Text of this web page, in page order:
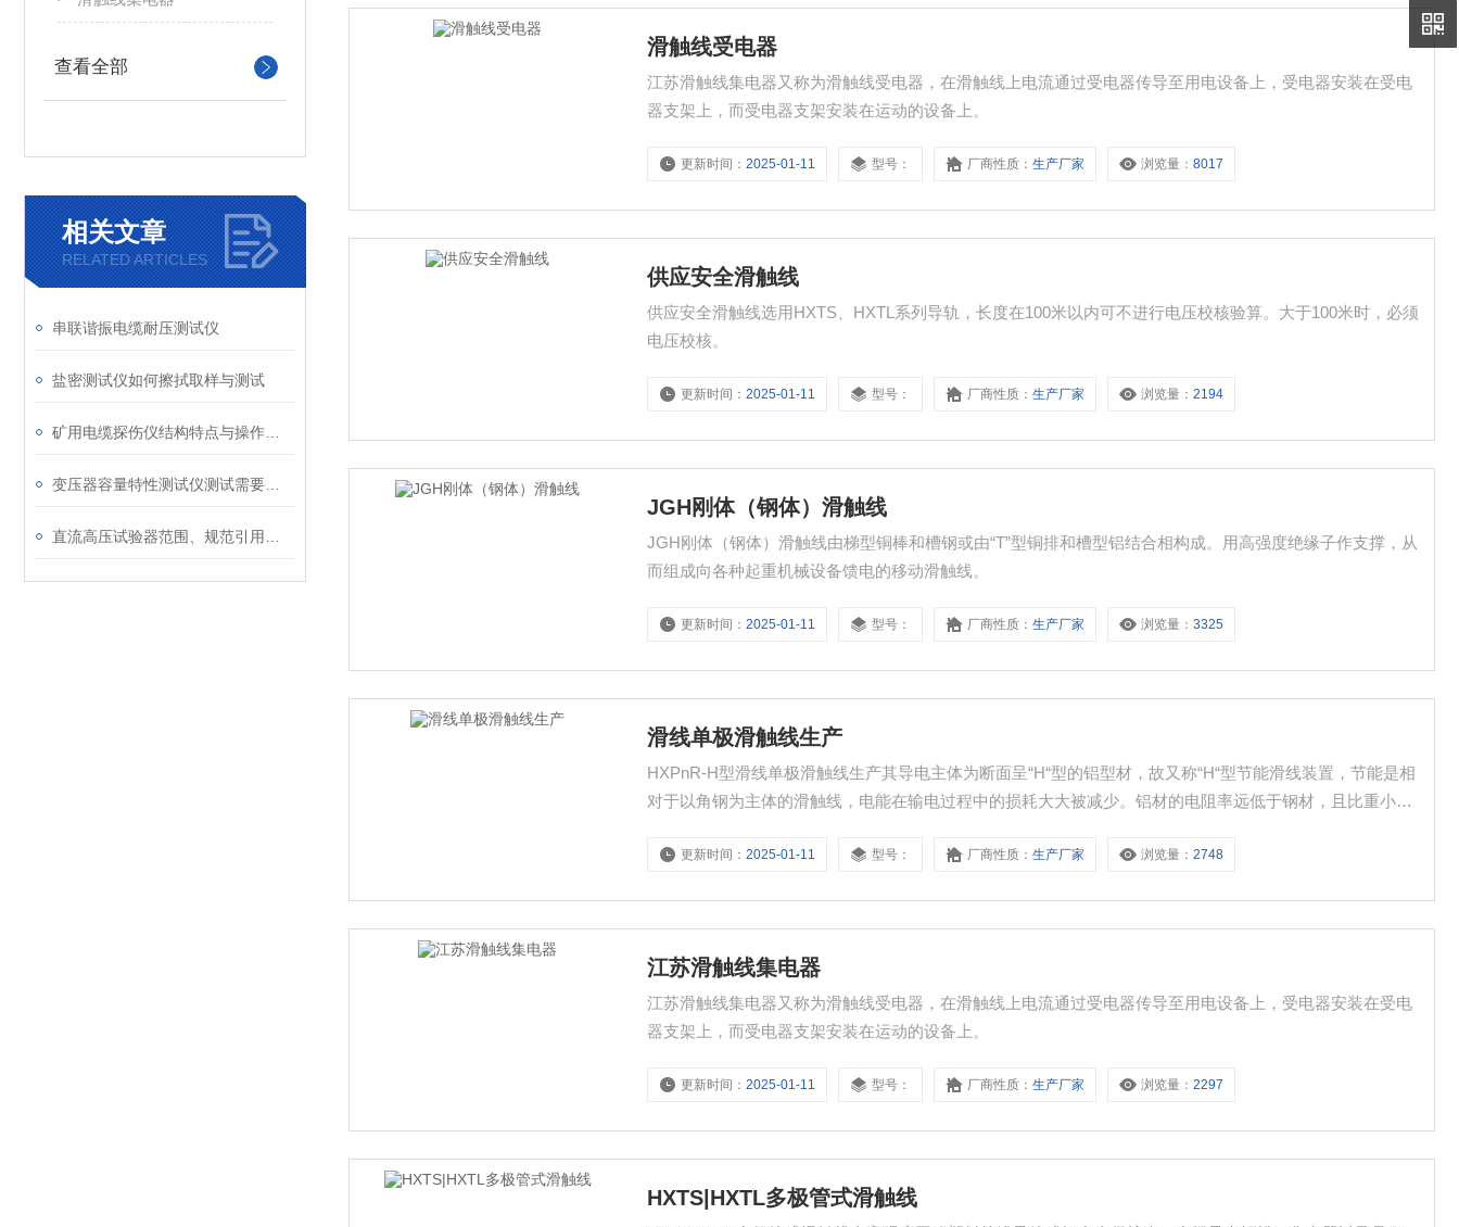
查看全部
相关文章
RELATED ARTICLES
串联谐振电缆耐压测试仪
盐密测试仪如何擦拭取样与测试
滑触线受电器
江苏滑触线集电器又称为滑触线受电器，在滑触线上电流通过受电器传导至用电设备上，受电器安装在受电
器支架上，而受电器支架安装在运动的设备上。
更新时间：2025-01-11 型号： 厂商性质：生产厂家 浏览量：8017
供应安全滑触线
供应安全滑触线选用HXTS、HXTL系列导轨，长度在100米以内可不进行电压校核验算。大于100米时，必须
电压校核。
更新时间：2025-01-11 型号： 厂商性质：生产厂家 浏览量：2194
JGH刚体（钢体）滑触线
JGH刚体（钢体）滑触线由梯型铜棒和槽钢或由“T”型铜排和槽型铝结合相构成。用高强度绝缘子作支撑，从
而组成向各种起重机械设备馈电的移动滑触线。
更新时间：2025-01-11 型号： 厂商性质：生产厂家 浏览量：3325
滑线单极滑触线生产
HXPnR-H型滑线单极滑触线生产其导电主体为断面呈“H“型的铝型材，故又称“H“型节能滑线装置，节能是相
对于以角钢为主体的滑触线，电能在输电过程中的损耗大大被减少。铝材的电阻率远低于钢材，且比重小，
更新时间：2025-01-11 型号： 厂商性质：生产厂家 浏览量：2748
江苏滑触线集电器
江苏滑触线集电器又称为滑触线受电器，在滑触线上电流通过受电器传导至用电设备上，受电器安装在受电
器支架上，而受电器支架安装在运动的设备上。
更新时间：2025-01-11 型号： 厂商性质：生产厂家 浏览量：2297
HXTS|HXTL多极管式滑触线